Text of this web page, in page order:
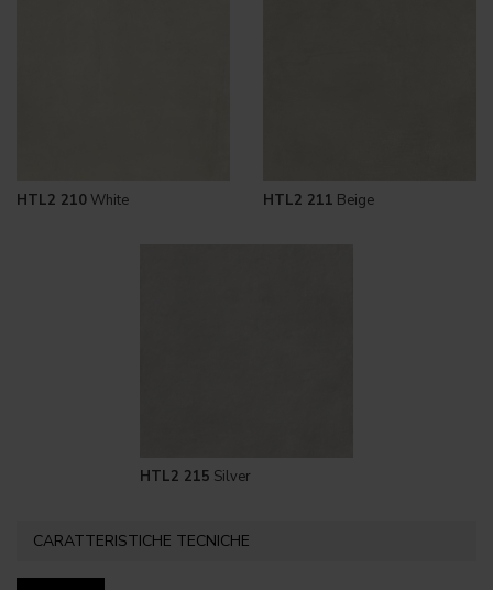
HTL2 210 White HTL2 211 Beige
HTL2 215 Silver
CARATTERISTICHE TECNICHE